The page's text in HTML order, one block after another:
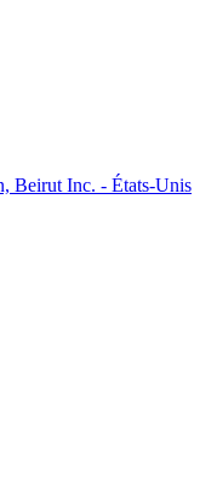
Beirut Inc. - États-Unis